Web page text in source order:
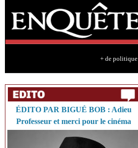
+ de politique
ÉDITO PAR BIGUÉ BOB : Adieu
Professeur et merci pour le cinéma